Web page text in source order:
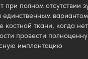
при полном отсутствии
единственным
костной ткани, когда нет
провести
имплантацию